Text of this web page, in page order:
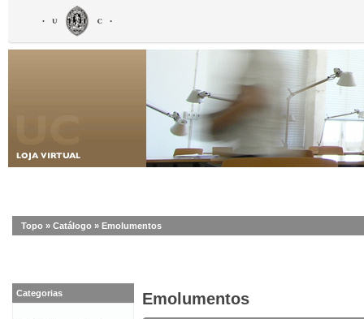
Topo » Catálogo » Emolumentos
Emolumentos
Categorias